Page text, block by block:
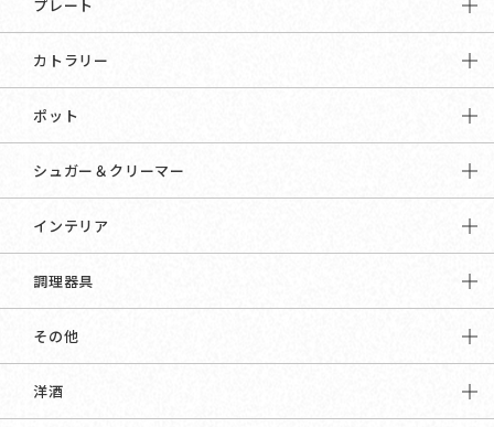
プレート
カトラリー
ポット
シュガー＆クリーマー
インテリア
調理器具
その他
洋酒